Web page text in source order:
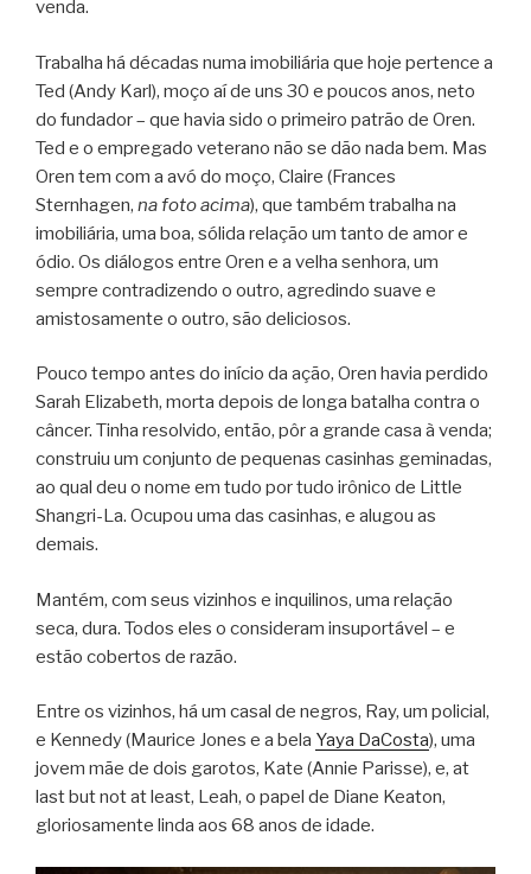
venda.
Trabalha há décadas numa imobiliária que hoje pertence a
Ted (Andy Karl), moço aí de uns 30 e poucos anos, neto
do fundador – que havia sido o primeiro patrão de Oren.
Ted e o empregado veterano não se dão nada bem. Mas
Oren tem com a avó do moço, Claire (Frances
Sternhagen, na foto acima), que também trabalha na
imobiliária, uma boa, sólida relação um tanto de amor e
ódio. Os diálogos entre Oren e a velha senhora, um
sempre contradizendo o outro, agredindo suave e
amistosamente o outro, são deliciosos.
Pouco tempo antes do início da ação, Oren havia perdido
Sarah Elizabeth, morta depois de longa batalha contra o
câncer. Tinha resolvido, então, pôr a grande casa à venda;
construiu um conjunto de pequenas casinhas geminadas,
ao qual deu o nome em tudo por tudo irônico de Little
Shangri-La. Ocupou uma das casinhas, e alugou as
demais.
Mantém, com seus vizinhos e inquilinos, uma relação
seca, dura. Todos eles o consideram insuportável – e
estão cobertos de razão.
Entre os vizinhos, há um casal de negros, Ray, um policial,
e Kennedy (Maurice Jones e a bela Yaya DaCosta), uma
jovem mãe de dois garotos, Kate (Annie Parisse), e, at
last but not at least, Leah, o papel de Diane Keaton,
gloriosamente linda aos 68 anos de idade.